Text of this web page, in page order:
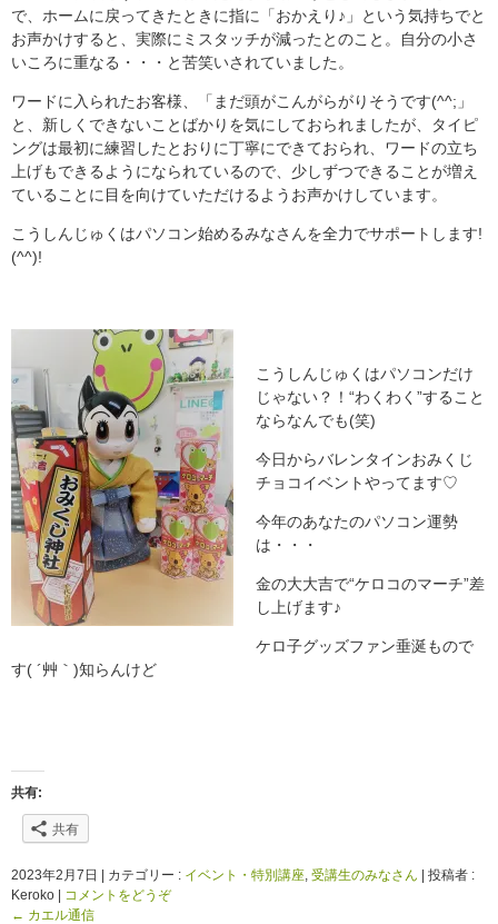
で、ホームに戻ってきたときに指に「おかえり♪」という気持ちでと
お声かけすると、実際にミスタッチが減ったとのこと。自分の小さ
いころに重なる・・・と苦笑いされていました。
ワードに入られたお客様、「まだ頭がこんがらがりそうです(^^;」
と、新しくできないことばかりを気にしておられましたが、タイピ
ングは最初に練習したとおりに丁寧にできておられ、ワードの立ち
上げもできるようになられているので、少しずつできることが増え
ていることに目を向けていただけるようお声かけしています。
こうしんじゅくはパソコン始めるみなさんを全力でサポートします!
(^^)!
こうしんじゅくはパソコンだけ
じゃない？！“わくわく”すること
ならなんでも(笑)
今日からバレンタインおみくじ
チョコイベントやってます♡
今年のあなたのパソコン運勢
は・・・
金の大大吉で“ケロコのマーチ”差
し上げます♪
ケロ子グッズファン垂涎もので
す( ´艸｀)知らんけど
共有:
共有
2023年2月7日 | カテゴリー : イベント・特別講座, 受講生のみなさん | 投稿者 :
Keroko | コメントをどうぞ
← カエル通信